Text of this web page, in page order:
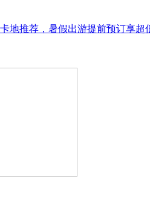
地推荐，暑假出游提前预订享